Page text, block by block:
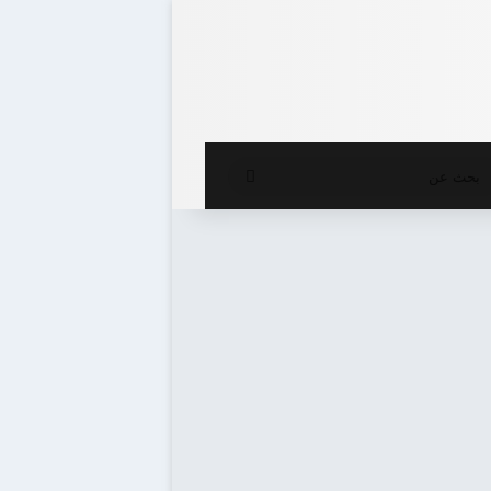
عن